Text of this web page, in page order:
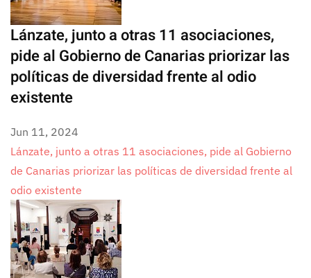
Lánzate, junto a otras 11 asociaciones,
pide al Gobierno de Canarias priorizar las
políticas de diversidad frente al odio
existente
Jun 11, 2024
Lánzate, junto a otras 11 asociaciones, pide al Gobierno
de Canarias priorizar las políticas de diversidad frente al
odio existente